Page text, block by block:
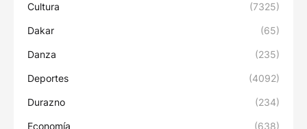
Cultura (7325)
Dakar (65)
Danza (235)
Deportes (4092)
Durazno (234)
Economía (638)